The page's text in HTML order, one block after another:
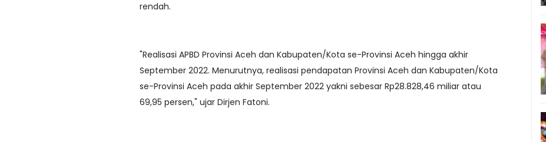
rendah.
"Realisasi APBD Provinsi Aceh dan Kabupaten/Kota se-Provinsi Aceh hingga akhir
September 2022. Menurutnya, realisasi pendapatan Provinsi Aceh dan Kabupaten/Kota
se-Provinsi Aceh pada akhir September 2022 yakni sebesar Rp28.828,46 miliar atau
69,95 persen," ujar Dirjen Fatoni.